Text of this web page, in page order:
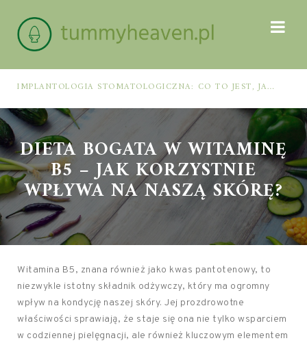
IMPLANTOLOGIA STOMATOLOGICZNA: CO TO JEST, JAK WYGLĄDA PROCES IMPLANTACJI I GOJENIA ORAZ DLA KOGO MA ZASTOSOWANIE
DIETA BOGATA W WITAMINĘ
B5 – JAK KORZYSTNIE
WPŁYWA NA NASZĄ SKÓRĘ?
Witamina B5, znana również jako kwas pantotenowy, to
niezwykle istotny składnik odżywczy, który ma ogromny
wpływ na kondycję naszej skóry. Jej prozdrowotne
właściwości sprawiają, że staje się ona nie tylko wsparciem
w codziennej pielęgnacji, ale również kluczowym elementem